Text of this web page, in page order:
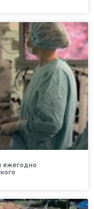
ежегодно